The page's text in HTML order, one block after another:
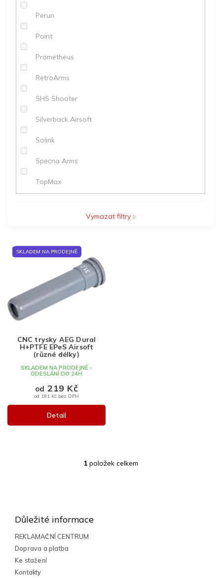
Perun
Point
Prometheus
RetroArms
SHS Shooter
Silverback Airsoft
Solink
Specna Arms
TopMax
Vymazat filtry
V
p
r
SKLADEM NA PRODEJNĚ
CNC trysky AEG Dural
H+PTFE EPeS Airsoft
(různé délky)
SKLADEM NA PRODEJNĚ -
ODESLÁNÍ DO 24H
od 181 Kč bez DPH
od 219 Kč
Detail
O
1položek celkem
Důležité informace
REKLAMAČNÍ CENTRUM
Doprava a platba
Ke stažení
Kontakty